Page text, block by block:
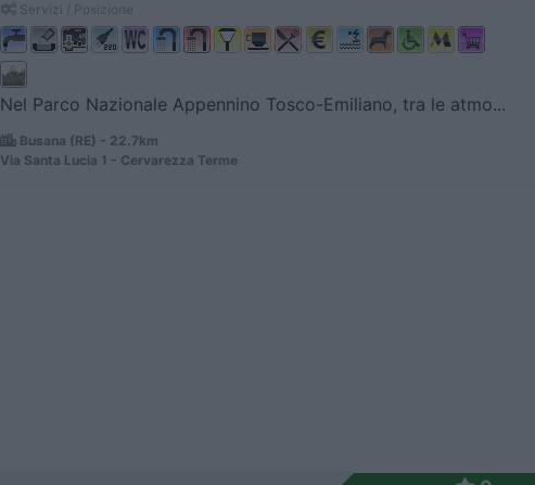
Nel Parco Nazionale Appennino Tosco-Emiliano, tra le atmo...
Busana (RE) - 22.7km
Via Santa Lucia 1 - Cervarezza Terme